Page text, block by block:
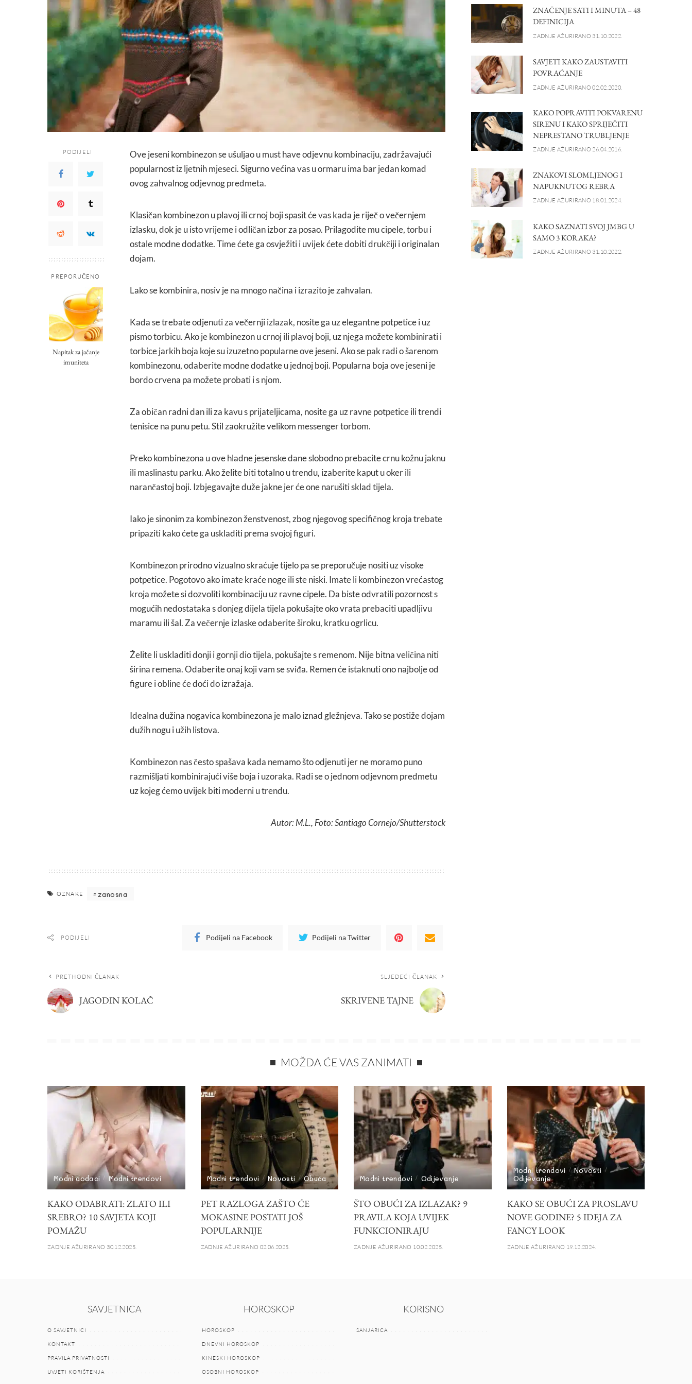
PODIJELI
PREPORUČENO
Napitak za jačanje
imuniteta
Ove jeseni kombinezon se ušuljao u must have odjevnu kombinaciju, zadržavajući
popularnost iz ljetnih mjeseci. Sigurno većina vas u ormaru ima bar jedan komad
ovog zahvalnog odjevnog predmeta.
Klasičan kombinezon u plavoj ili crnoj boji spasit će vas kada je riječ o večernjem
izlasku, dok je u isto vrijeme i odličan izbor za posao. Prilagodite mu cipele, torbu i
ostale modne dodatke. Time ćete ga osvježiti i uvijek ćete dobiti drukčiji i originalan
dojam.
Lako se kombinira, nosiv je na mnogo načina i izrazito je zahvalan.
Kada se trebate odjenuti za večernji izlazak, nosite ga uz elegantne potpetice i uz
pismo torbicu. Ako je kombinezon u crnoj ili plavoj boji, uz njega možete kombinirati i
torbice jarkih boja koje su izuzetno popularne ove jeseni. Ako se pak radi o šarenom
kombinezonu, odaberite modne dodatke u jednoj boji. Popularna boja ove jeseni je
bordo crvena pa možete probati i s njom.
Za običan radni dan ili za kavu s prijateljicama, nosite ga uz ravne potpetice ili trendi
tenisice na punu petu. Stil zaokružite velikom messenger torbom.
Preko kombinezona u ove hladne jesenske dane slobodno prebacite crnu kožnu jaknu
ili maslinastu parku. Ako želite biti totalno u trendu, izaberite kaput u oker ili
narančastoj boji. Izbjegavajte duže jakne jer će one narušiti sklad tijela.
Iako je sinonim za kombinezon ženstvenost, zbog njegovog specifičnog kroja trebate
pripaziti kako ćete ga uskladiti prema svojoj figuri.
Kombinezon prirodno vizualno skraćuje tijelo pa se preporučuje nositi uz visoke
potpetice. Pogotovo ako imate kraće noge ili ste niski. Imate li kombinezon vrećastog
kroja možete si dozvoliti kombinaciju uz ravne cipele. Da biste odvratili pozornost s
mogućih nedostataka s donjeg dijela tijela pokušajte oko vrata prebaciti upadljivu
maramu ili šal. Za večernje izlaske odaberite široku, kratku ogrlicu.
Želite li uskladiti donji i gornji dio tijela, pokušajte s remenom. Nije bitna veličina niti
širina remena. Odaberite onaj koji vam se sviđa. Remen će istaknuti ono najbolje od
figure i obline će doći do izražaja.
Idealna dužina nogavica kombinezona je malo iznad gležnjeva. Tako se postiže dojam
dužih nogu i užih listova.
Kombinezon nas često spašava kada nemamo što odjenuti jer ne moramo puno
razmišljati kombinirajući više boja i uzoraka. Radi se o jednom odjevnom predmetu
uz kojeg ćemo uvijek biti moderni u trendu.
Autor: M.L., Foto: Santiago Cornejo/Shutterstock
OZNAKE zanosna
PODIJELI Podijeli na Facebook Podijeli na Twitter
PRETHODNI ČLANAK
JAGODIN KOLAČ
SLJEDEĆI ČLANAK
SKRIVENE TAJNE
ZNAČENJE SATI I MINUTA – 48
DEFINICIJA
ZADNJE AŽURIRANO 31.10.2022.
SAVJETI KAKO ZAUSTAVITI
POVRAĆANJE
ZADNJE AŽURIRANO 02.02.2020.
KAKO POPRAVITI POKVARENU
SIRENU I KAKO SPRIJEČITI
NEPRESTANO TRUBLJENJE
ZADNJE AŽURIRANO 26.04.2016.
ZNAKOVI SLOMLJENOG I
NAPUKNUTOG REBRA
ZADNJE AŽURIRANO 18.01.2024.
KAKO SAZNATI SVOJ JMBG U
SAMO 3 KORAKA?
ZADNJE AŽURIRANO 31.10.2022.
MOŽDA ĆE VAS ZANIMATI
Modni dodaci Modni trendovi
KAKO ODABRATI: ZLATO ILI
SREBRO? 10 SAVJETA KOJI
POMAŽU
ZADNJE AŽURIRANO 30.12.2025.
Modni trendovi Novosti Obuća
PET RAZLOGA ZAŠTO ĆE
MOKASINE POSTATI JOŠ
POPULARNIJE
ZADNJE AŽURIRANO 02.06.2025.
Modni trendovi Odijevanje
ŠTO OBUĆI ZA IZLAZAK? 9
PRAVILA KOJA UVIJEK
FUNKCIONIRAJU
ZADNJE AŽURIRANO 10.02.2025.
Modni trendovi
Novosti
Odijevanje
KAKO SE OBUĆI ZA PROSLAVU
NOVE GODINE? 5 IDEJA ZA
FANCY LOOK
ZADNJE AŽURIRANO 19.12.2024.
SAVJETNICA
O SAVJETNICI
KONTAKT
PRAVILA PRIVATNOSTI
UVJETI KORIŠTENJA
HOROSKOP
HOROSKOP
DNEVNI HOROSKOP
KINESKI HOROSKOP
OSOBNI HOROSKOP
KORISNO
SANJARICA